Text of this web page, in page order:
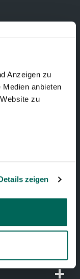
Anzeigen zu
anbieten
zu
zeigen